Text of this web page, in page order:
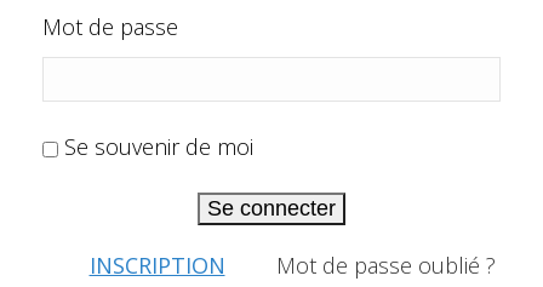
Mot de passe
Se souvenir de moi
Se connecter
INSCRIPTION Mot de passe oublié ?